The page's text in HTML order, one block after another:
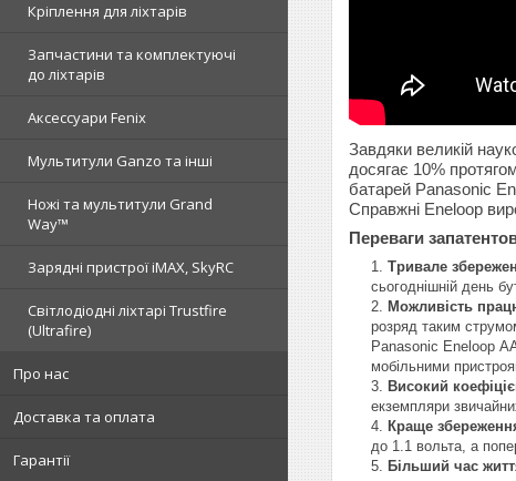
Кріплення для ліхтарів
Запчастини та комплектуючі
до ліхтарів
Аксессуари Fenix
Мультитули Ganzo та інші
Ножі та мультитули Grand
Way™
Зарядні пристрої iMAX, SkyRC
Світлодіодні ліхтарі Trustfire
(Ultrafire)
Про нас
Доставка та оплата
Гарантії
Завдяки великій
досягає 10%
батарей Panasonic
Справжні Eneloop
Переваги
Тривале
сьогоднішній день
Можливість
розряд таким
Panasonic Eneloop
мобільними
Високий
екземпляри
Краще
до 1.1 вольта, а
Більший час